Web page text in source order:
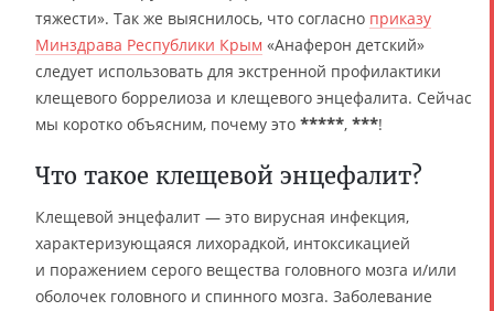
тяжести». Так же выяснилось, что согласно приказу
Минздрава Республики Крым «Анаферон детский»
следует использовать для экстренной профилактики
клещевого боррелиоза и клещевого энцефалита. Сейчас
мы коротко объясним, почему это *****, ***!
Что такое клещевой энцефалит?
Клещевой энцефалит — это вирусная инфекция,
характеризующаяся лихорадкой, интоксикацией
и поражением серого вещества головного мозга и/или
оболочек головного и спинного мозга. Заболевание